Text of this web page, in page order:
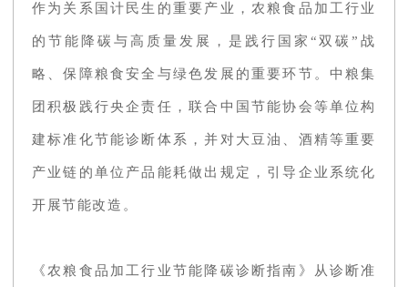
作为关系国计民生的重要产业，农粮食品加工行业
的节能降碳与高质量发展，是践行国家“双碳”战
略、保障粮食安全与绿色发展的重要环节。中粮集
团积极践行央企责任，联合中国节能协会等单位构
建标准化节能诊断体系，并对大豆油、酒精等重要
产业链的单位产品能耗做出规定，引导企业系统化
开展节能改造。
《农粮食品加工行业节能降碳诊断指南》从诊断准